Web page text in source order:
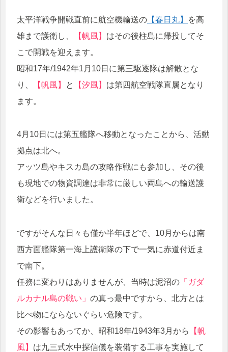
太平洋戦争開戦直前に航空機輸送の 【春日丸】
を高
雄まで護衛し、
【帆風】 はその後柱島に帰投してそ
こで開戦を迎えます。
昭和17年/1942年1月10日に第三駆逐隊は解散とな
り、
【帆風】 と 【汐風】 は第四航空戦隊直属となり
ます。
4月10日には第五艦隊へ移動となったことから、活動
拠点は北へ。
アッツ島やキスカ島の攻略作戦にも参加し、その後
も現地での物資調達は非常に厳しい両島への輸送護
衛などを行いました。
ですがそんな日々も僅か半年ほどで、10月からは南
西方面艦隊第一海上護衛隊の下で一気に赤道付近ま
で南下。
任務に変わりはありませんが、当時は泥沼の 「ガダ
ルカナル島の戦い」 の真っ最中ですから、北方とは
比べ物にならないぐらい危険です。
その影響もあってか、昭和18年/1943年3月から
【帆
風】 は九三式水中探信儀を装備する工事を実施して